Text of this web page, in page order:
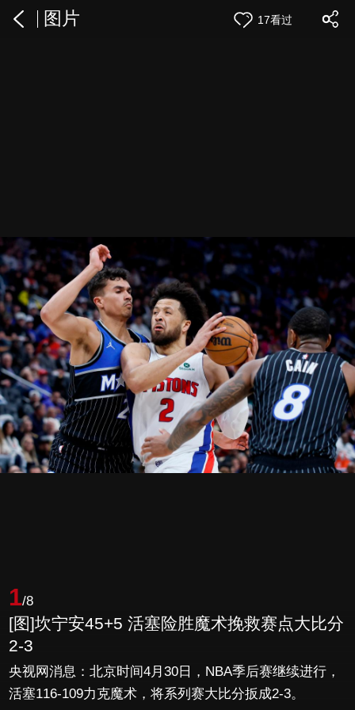
图片 17看过
1/8
[图]坎宁安45+5 活塞险胜魔术挽救赛点大比分
2-3
央视网消息：北京时间4月30日，NBA季后赛继续进行，
活塞116-109力克魔术，将系列赛大比分扳成2-3。